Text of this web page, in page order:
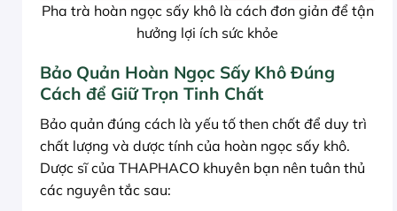
Pha trà hoàn ngọc sấy khô là cách đơn giản để tận
hưởng lợi ích sức khỏe
Bảo Quản Hoàn Ngọc Sấy Khô Đúng
Cách để Giữ Trọn Tinh Chất
Bảo quản đúng cách là yếu tố then chốt để duy trì
chất lượng và dược tính của hoàn ngọc sấy khô.
Dược sĩ của THAPHACO khuyên bạn nên tuân thủ
các nguyên tắc sau: